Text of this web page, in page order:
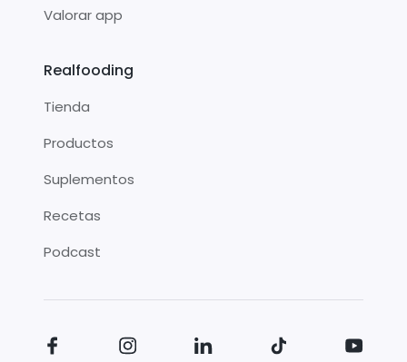
Valorar app
Realfooding
Tienda
Productos
Suplementos
Recetas
Podcast